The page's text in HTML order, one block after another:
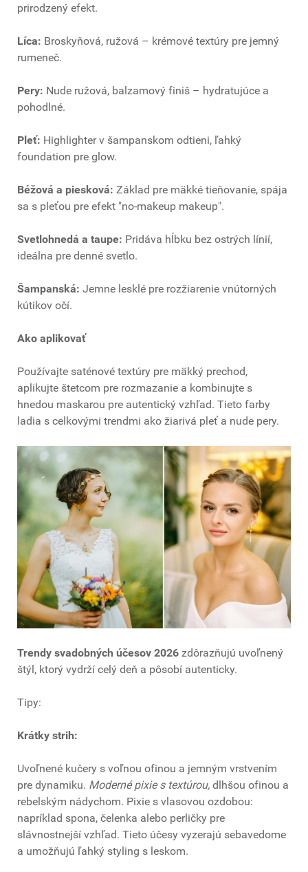
prirodzený efekt.
Líca: Broskyňová, ružová – krémové textúry pre jemný
rumeneč.
Pery: Nude ružová, balzamový finiš – hydratujúce a
pohodlné.
Pleť: Highlighter v šampanskom odtieni, ľahký
foundation pre glow.
Béžová a piesková: Základ pre mäkké tieňovanie, spája
sa s pleťou pre efekt "no-makeup makeup".
Svetlohnedá a taupe: Pridáva hĺbku bez ostrých línií,
ideálna pre denné svetlo.
Šampanská: Jemne lesklé pre rozžiarenie vnútorných
kútikov očí.
Ako aplikovať
Používajte saténové textúry pre mäkký prechod,
aplikujte štetcom pre rozmazanie a kombinujte s
hnedou maskarou pre autentický vzhľad. Tieto farby
ladia s celkovými trendmi ako žiarivá pleť a nude pery.
Trendy svadobných účesov 2026 zdôrazňujú uvoľnený
štýl, ktorý vydrží celý deň a pôsobí autenticky.
Tipy:
Krátky strih:
Uvoľnené kučery s voľnou ofinou a jemným vrstvením
pre dynamiku. Moderné pixie s textúrou, dlhšou ofinou a
rebelským nádychom. Pixie s vlasovou ozdobou:
napríklad spona, čelenka alebo perličky pre
slávnostnejší vzhľad. Tieto účesy vyzerajú sebavedome
a umožňujú ľahký styling s leskom.